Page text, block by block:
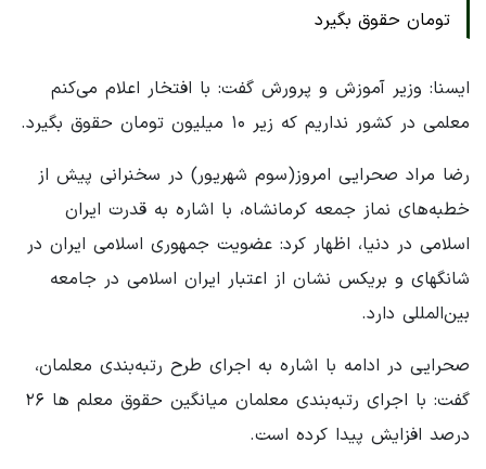
تومان حقوق بگیرد
ایسنا: وزیر آموزش و پرورش گفت: با افتخار اعلام می‌کنم
معلمی در کشور نداریم که زیر ۱۰ میلیون تومان حقوق بگیرد.
رضا مراد صحرایی امروز(سوم شهریور) در سخنرانی پیش از
خطبه‌های نماز جمعه کرمانشاه، با اشاره به قدرت ایران
اسلامی در دنیا، اظهار کرد: عضویت جمهوری اسلامی ایران در
شانگهای و بریکس نشان از اعتبار ایران اسلامی در جامعه
بین‌المللی دارد.
صحرایی در ادامه با اشاره به اجرای طرح رتبه‌بندی معلمان،
گفت: با اجرای رتبه‌بندی معلمان میانگین حقوق معلم ها ۲۶
درصد افزایش پیدا کرده است.